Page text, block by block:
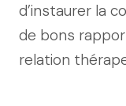
d’instaurer la
de bons
relation